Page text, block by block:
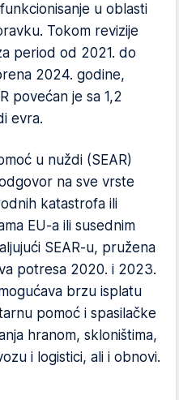
u oblasti
Tokom revizije
period od 2021. do
2024. godine,
povećan je sa 1,2
evra.
u nuždi (SEAR)
na sve vrste
katastrofa ili
EU-a ili susednim
SEAR-u, pružena
potresa 2020. i 2023.
brzu isplatu
pomoć i spasilačke
hranom, skloništima,
i logistici, ali i obnovi.